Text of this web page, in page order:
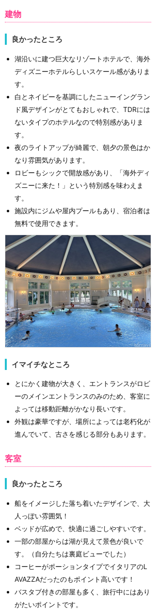
建物
良かったところ
湖沿いに建つ巨大なリゾートホテルで、海外
ディズニーホテルらしいスケール感がありま
す。
白とネイビーを基調にしたニューイングラン
ド風デザインがとてもおしゃれで、TDRには
ないタイプのホテルなので特別感がありま
す。
夜のライトアップが綺麗で、朝夕の景色はか
なり雰囲気があります。
ロビーもシックで開放感があり、「海外ディ
ズニーに来た！」という特別感を味わえま
す。
施設内にジムや屋内プールもあり、宿泊者は
無料で使用できます。
イマイチなところ
とにかく建物が大きく、エントランスがロビ
ーのメインエントランスのみのため、客室に
よっては移動距離がかなり長いです。
外観は豪華ですが、場所によっては老朽化が
進んでいて、古さを感じる部分もあります。
客室
良かったところ
船をイメージした落ち着いたデザインで、大
人っぽい雰囲気！
ベッドが広めで、快適に過ごしやすいです。
一部の部屋からは湖が見えて景色が良いで
す。（自分たちは裏庭ビューでした）
コーヒーがポーションタイプでイタリアのL
AVAZZAだったのもポイント高いです！
バスタブ付きの部屋も多く、旅行中にはあり
がたいポイントです。